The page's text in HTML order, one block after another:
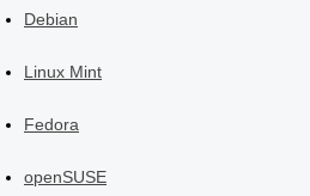
Debian
Linux Mint
Fedora
openSUSE